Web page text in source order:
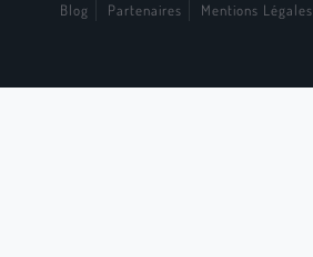
Blog Partenaires Mentions Légales